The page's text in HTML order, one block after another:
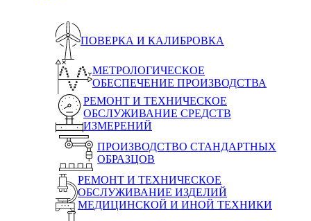
ПОВЕРКА И КАЛИБРОВКА
МЕТРОЛОГИЧЕСКОЕ
ОБЕСПЕЧЕНИЕ ПРОИЗВОДСТВА
РЕМОНТ И ТЕХНИЧЕСКОЕ
ОБСЛУЖИВАНИЕ СРЕДСТВ
ИЗМЕРЕНИЙ
ПРОИЗВОДСТВО СТАНДАРТНЫХ
ОБРАЗЦОВ
РЕМОНТ И ТЕХНИЧЕСКОЕ
ОБСЛУЖИВАНИЕ ИЗДЕЛИЙ
МЕДИЦИНСКОЙ И ИНОЙ ТЕХНИКИ